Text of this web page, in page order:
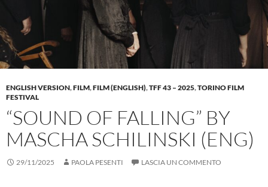
ENGLISH VERSION,FILM,FILM (ENGLISH),TFF 43 – 2025,TORINO FILM
FESTIVAL
“SOUND OF FALLING” BY
MASCHA SCHILINSKI (ENG)
29/11/2025 PAOLA PESENTI LASCIA UN COMMENTO